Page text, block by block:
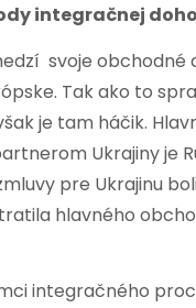
integračnej
svoje obchodné
Tak ako to
je tam háčik.
Ukrajiny je
pre Ukrajinu
hlavného
integračného